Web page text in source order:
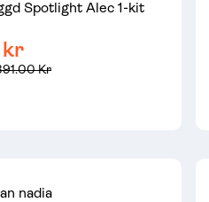
Spotlight Alec 1-kit
Kr
nadia